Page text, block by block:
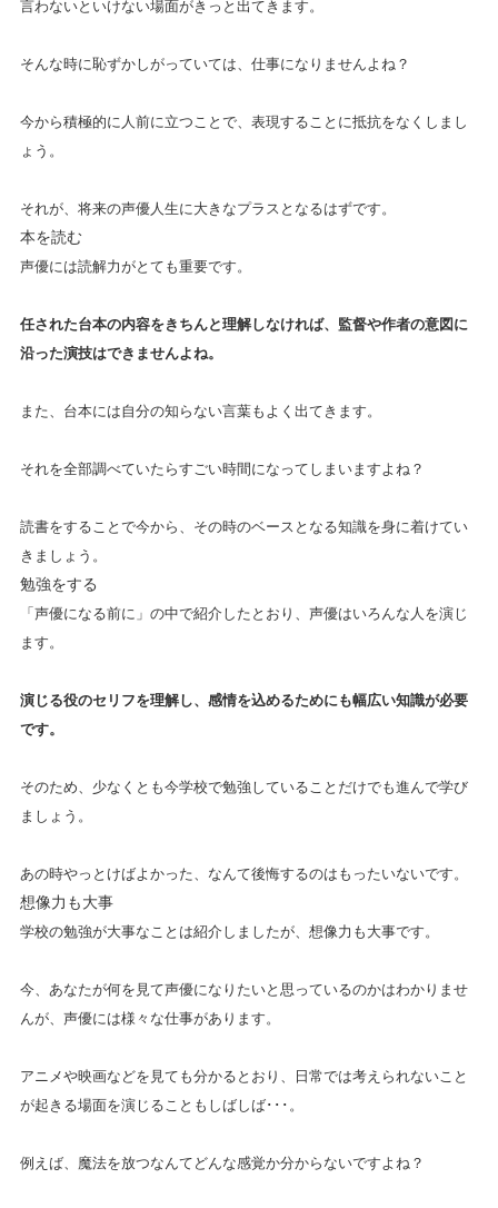
言わないといけない場面がきっと出てきます。
そんな時に恥ずかしがっていては、仕事になりませんよね？
今から積極的に人前に立つことで、表現することに抵抗をなくしまし
ょう。
それが、将来の声優人生に大きなプラスとなるはずです。
本を読む
声優には読解力がとても重要です。
任された台本の内容をきちんと理解しなければ、監督や作者の意図に
沿った演技はできませんよね。
また、台本には自分の知らない言葉もよく出てきます。
それを全部調べていたらすごい時間になってしまいますよね？
読書をすることで今から、その時のベースとなる知識を身に着けてい
きましょう。
勉強をする
「声優になる前に」の中で紹介したとおり、声優はいろんな人を演じ
ます。
演じる役のセリフを理解し、感情を込めるためにも幅広い知識が必要
です。
そのため、少なくとも今学校で勉強していることだけでも進んで学び
ましょう。
あの時やっとけばよかった、なんて後悔するのはもったいないです。
想像力も大事
学校の勉強が大事なことは紹介しましたが、想像力も大事です。
今、あなたが何を見て声優になりたいと思っているのかはわかりませ
んが、声優には様々な仕事があります。
アニメや映画などを見ても分かるとおり、日常では考えられないこと
が起きる場面を演じることもしばしば･･･。
例えば、魔法を放つなんてどんな感覚か分からないですよね？